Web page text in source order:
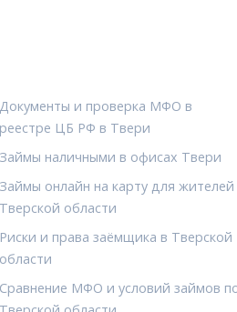
Документы и проверка МФО в
реестре ЦБ РФ в Твери
Займы наличными в офисах Твери
Займы онлайн на карту для жителей
Тверской области
Риски и права заёмщика в Тверской
области
Сравнение МФО и условий займов